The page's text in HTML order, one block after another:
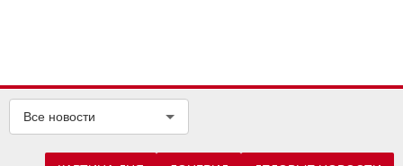
Все новости